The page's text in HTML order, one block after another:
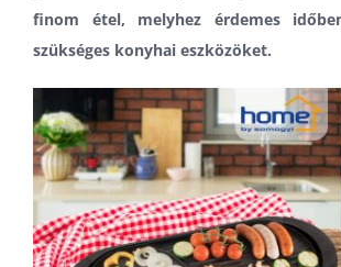
finom étel, melyhez érdemes
szükséges konyhai eszközöket.